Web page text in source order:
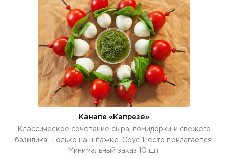
Канапе «Капрезе»
Классическое сочетание сыра, помидорки и свежего
базилика. Только на шпажке. Соус Песто прилагается.
Минимальный заказ 10 шт.